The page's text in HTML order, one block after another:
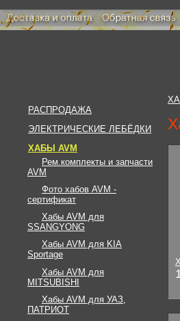
РАСПРОДАЖА
ЭЛЕКТРИЧЕСКИЕ ЛЕБЁДКИ
ХАБЫ AVM
Рем.комплекты и запчасти
AVM
Фото хабов AVM -
сертификат
Хабы AVM для
SSANGYONG
Хабы AVM для KIA
Sportage
Хабы AVM для
MITSUBISHI
Хабы AVM для УАЗ,
ПАТРИОТ